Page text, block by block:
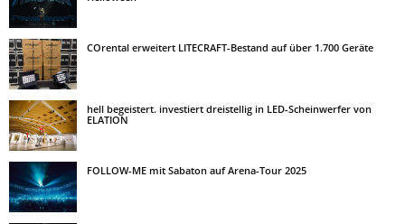
COrental erweitert LITECRAFT-Bestand auf über 1.700 Geräte
hell begeistert. investiert dreistellig in LED-Scheinwerfer von
ELATION
FOLLOW-ME mit Sabaton auf Arena-Tour 2025